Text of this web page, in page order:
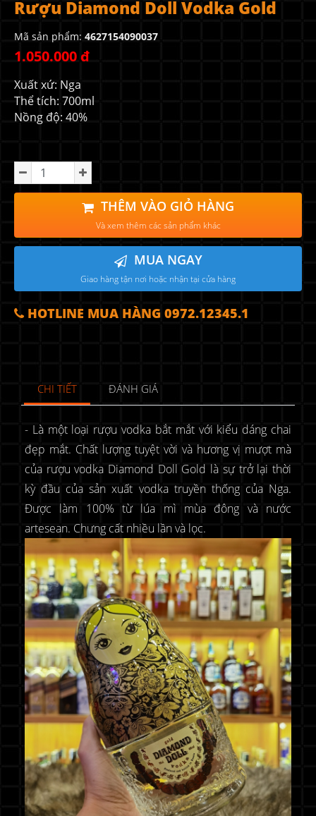
Rượu Diamond Doll Vodka Gold
Mã sản phẩm: 4627154090037
1.050.000 đ
Xuất xứ: Nga
Thể tích: 700ml
Nồng độ: 40%
THÊM VÀO GIỎ HÀNG
Và xem thêm các sản phẩm khác
MUA NGAY
Giao hàng tận nơi hoặc nhận tại cửa hàng
HOTLINE MUA HÀNG 0972.12345.1
CHI TIẾT ĐÁNH GIÁ
- Là một loại rượu vodka bắt mắt với kiểu dáng chai
đẹp mắt. Chất lượng tuyệt vời và hương vị mượt mà
của rượu vodka Diamond Doll Gold là sự trở lại thời
kỳ đầu của sản xuất vodka truyền thống của Nga.
Được làm 100% từ lúa mì mùa đông và nước
artesean. Chưng cất nhiều lần và lọc.